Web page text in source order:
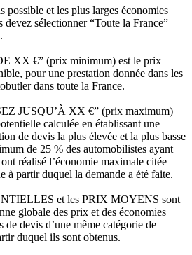
possible et les plus larges économies
devez sélectionner “Toute la France”
XX €” (prix minimum) est le prix
pour une prestation donnée dans les
dans toute la France.
JUSQU’À XX €” (prix maximum)
calculée en établissant une
de devis la plus élevée et la plus basse
de 25 % des automobilistes ayant
réalisé l’économie maximale citée
à partir duquel la demande a été faite.
et les PRIX MOYENS sont
globale des prix et des économies
de devis d’une même catégorie de
duquel ils sont obtenus.